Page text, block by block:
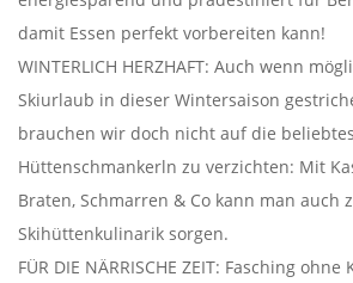
damit Essen perfekt vorbereiten kann!
WINTERLICH HERZHAFT: Auch wenn
Skiurlaub in dieser Wintersaison
brauchen wir doch nicht auf die
Hüttenschmankerln zu verzichten: Mit
Braten, Schmarren & Co kann man auch
Skihüttenkulinarik sorgen.
FÜR DIE NÄRRISCHE ZEIT: Fasching